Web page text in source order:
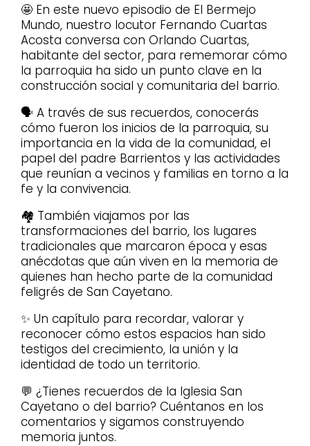
🤩 En este nuevo episodio de El Bermejo
Mundo, nuestro locutor Fernando Cuartas
Acosta conversa con Orlando Cuartas,
habitante del sector, para rememorar cómo
la parroquia ha sido un punto clave en la
construcción social y comunitaria del barrio.
🗣️ A través de sus recuerdos, conocerás
cómo fueron los inicios de la parroquia, su
importancia en la vida de la comunidad, el
papel del padre Barrientos y las actividades
que reunían a vecinos y familias en torno a la
fe y la convivencia.
🏘️ También viajamos por las
transformaciones del barrio, los lugares
tradicionales que marcaron época y esas
anécdotas que aún viven en la memoria de
quienes han hecho parte de la comunidad
feligrés de San Cayetano.
✨ Un capítulo para recordar, valorar y
reconocer cómo estos espacios han sido
testigos del crecimiento, la unión y la
identidad de todo un territorio.
💬 ¿Tienes recuerdos de la Iglesia San
Cayetano o del barrio? Cuéntanos en los
comentarios y sigamos construyendo
memoria juntos.